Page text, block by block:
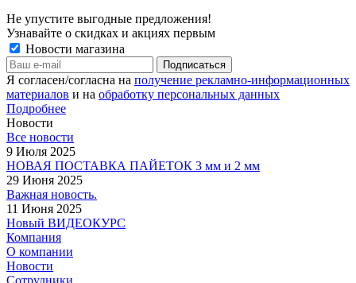
Не упустите выгодные предложения!
Узнавайте о скидках и акциях первым
Новости магазина
Я согласен/согласна на получение рекламно-информационных
материалов и на обработку персональных данных
Подробнее
Новости
Все новости
9 Июля 2025
НОВАЯ ПОСТАВКА ПАЙЕТОК 3 мм и 2 мм
29 Июня 2025
Важная новость.
11 Июня 2025
Новый ВИДЕОКУРС
Компания
О компании
Новости